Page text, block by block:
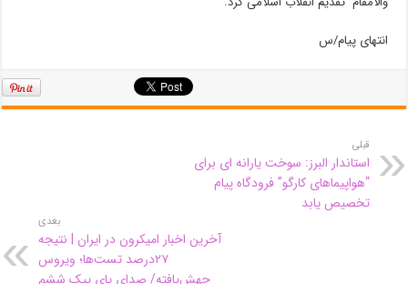
انتهای پیام/س
قبلی
استاندار البرز: سوخت یارانه ای برای
“هواپیماهای کارگو” فرودگاه پیام
تخصیص یابد
بعدی
آخرین اخبار امیکرون در ایران | نتیجه
۲۷درصد تست‌ها؛ ویروس
جهش‌یافته/ صدای پای پیک ششم